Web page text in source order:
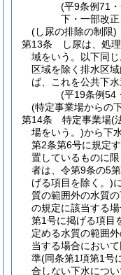
(平9条例71
下・一部改
(し尿の排除の制限)
第13条
し尿は、処
域をいう。以下同
区域を除く排水区
ば、これを公共下
(平19条例54
(特定事業場からの
第14条
特定事業場(
場をいう。)から下
第2条第6号に規定
置しているものに限
者は、令第9条の5
げる項目を除く。)
質の範囲外の水質の
の規定に該当する
第1号に掲げる項目
定める水質の範囲
当する場合におい
準(同条第1項第1号
合しない下水につい